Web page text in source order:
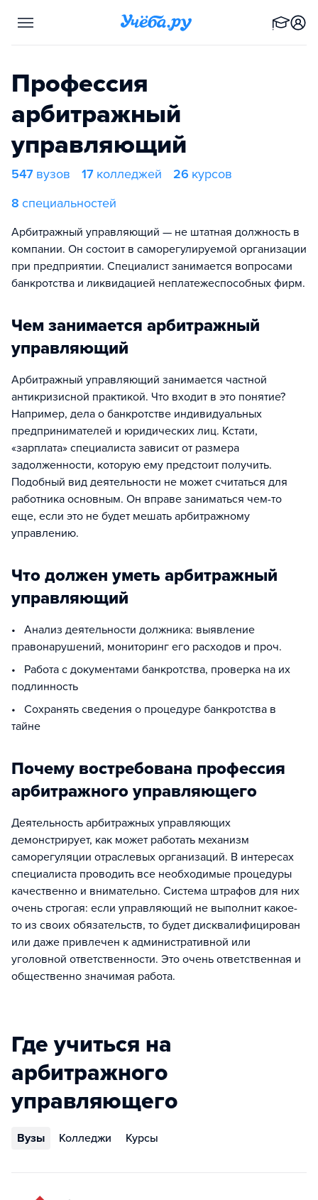
Профессия
арбитражный
управляющий
547 вузов 17 колледжей 26 курсов
8 специальностей
Арбитражный управляющий — не штатная должность в
компании. Он состоит в саморегулируемой организации
при предприятии. Специалист занимается вопросами
банкротства и ликвидацией неплатежеспособных фирм.
Чем занимается арбитражный
управляющий
Арбитражный управляющий занимается частной
антикризисной практикой. Что входит в это понятие?
Например, дела о банкротстве индивидуальных
предпринимателей и юридических лиц. Кстати,
«зарплата» специалиста зависит от размера
задолженности, которую ему предстоит получить.
Подобный вид деятельности не может считаться для
работника основным. Он вправе заниматься чем-то
еще, если это не будет мешать арбитражному
управлению.
Что должен уметь арбитражный
управляющий
• Анализ деятельности должника: выявление
правонарушений, мониторинг его расходов и проч.
• Работа с документами банкротства, проверка на их
подлинность
• Сохранять сведения о процедуре банкротства в
тайне
Почему востребована профессия
арбитражного управляющего
Деятельность арбитражных управляющих
демонстрирует, как может работать механизм
саморегуляции отраслевых организаций. В интересах
специалиста проводить все необходимые процедуры
качественно и внимательно. Система штрафов для них
очень строгая: если управляющий не выполнит какое-
то из своих обязательств, то будет дисквалифицирован
или даже привлечен к административной или
уголовной ответственности. Это очень ответственная и
общественно значимая работа.
Где учиться на
арбитражного
управляющего
Вузы Колледжи Курсы